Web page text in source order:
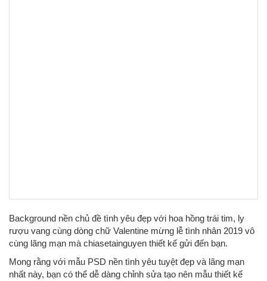
Background nền chủ đề tình yêu đẹp với hoa hồng trái tim, ly
rượu vang cùng dòng chữ Valentine mừng lễ tình nhân 2019 vô
cùng lãng mạn mà chiasetainguyen thiết kế gửi đến bạn.
Mong rằng với mẫu PSD nền tình yêu tuyệt đẹp và lãng mạn
nhất này, bạn có thể dễ dàng chỉnh sửa tạo nên mẫu thiết kế